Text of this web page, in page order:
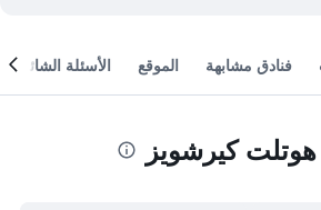
فنادق مشابهة الموقع الأسئلة الشائعة
كيرشويز